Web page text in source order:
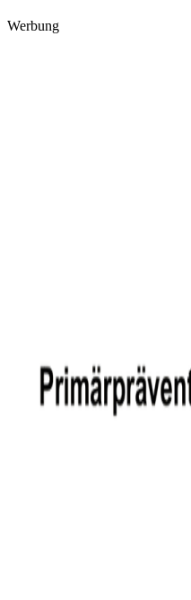
Werbung